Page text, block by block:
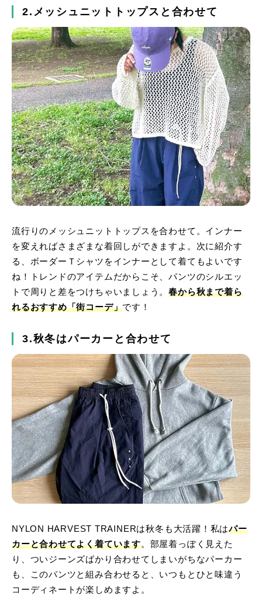
2.メッシュニットトップスと合わせて
流行りのメッシュニットトップスを合わせて。インナー
を変えればさまざまな着回しができますよ。次に紹介す
る、ボーダーＴシャツをインナーとして着てもよいです
ね！トレンドのアイテムだからこそ、パンツのシルエッ
トで周りと差をつけちゃいましょう。春から秋まで着ら
れるおすすめ「街コーデ」です！
3.秋冬はパーカーと合わせて
NYLON HARVEST TRAINERは秋冬も大活躍！私はパー
カーと合わせてよく着ています。部屋着っぽく見えた
り、ついジーンズばかり合わせてしまいがちなパーカー
も、このパンツと組み合わせると、いつもとひと味違う
コーディネートが楽しめますよ。